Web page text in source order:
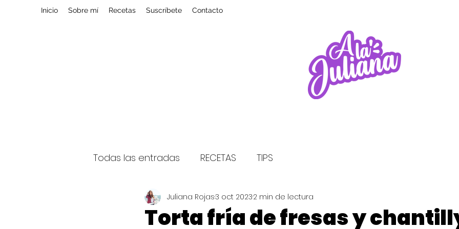
Inicio Sobre mí Recetas Suscríbete Contacto
Todas las entradas RECETAS TIPS
Torta fría de fresas y
Juliana Rojas3 oct 20232 min de lectura